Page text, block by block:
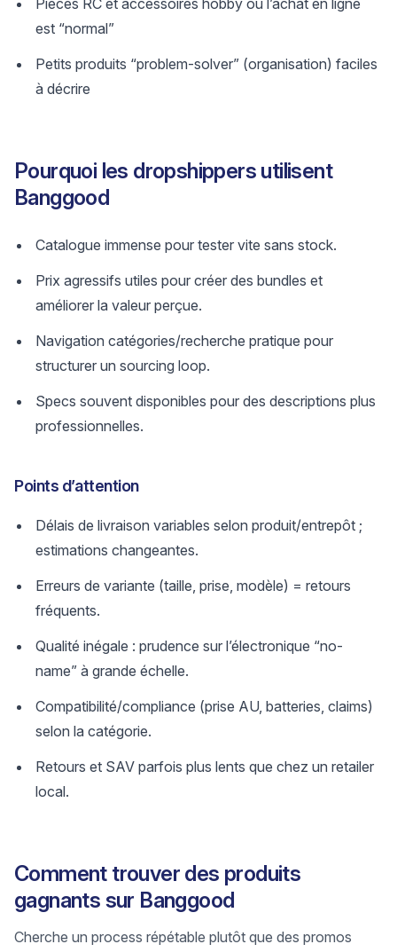
Pièces RC et accessoires hobby où l’achat en ligne
est “normal”
Petits produits “problem-solver” (organisation) faciles
à décrire
Pourquoi les dropshippers utilisent
Banggood
Catalogue immense pour tester vite sans stock.
Prix agressifs utiles pour créer des bundles et
améliorer la valeur perçue.
Navigation catégories/recherche pratique pour
structurer un sourcing loop.
Specs souvent disponibles pour des descriptions plus
professionnelles.
Points d’attention
Délais de livraison variables selon produit/entrepôt ;
estimations changeantes.
Erreurs de variante (taille, prise, modèle) = retours
fréquents.
Qualité inégale : prudence sur l’électronique “no-
name” à grande échelle.
Compatibilité/compliance (prise AU, batteries, claims)
selon la catégorie.
Retours et SAV parfois plus lents que chez un retailer
local.
Comment trouver des produits
gagnants sur Banggood
Cherche un process répétable plutôt que des promos